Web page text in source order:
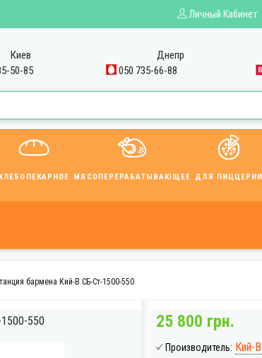
Личный Кабинет
Киев
50-85
Днепр
050 735-66-88
МЯСОПЕРЕРАБАТЫВАЮЩЕЕ ДЛЯ ПИЦЦЕРИИ
бармена Кий-В СБ-Ст-1500-550
550 25 800 грн.
Производитель: Кий-